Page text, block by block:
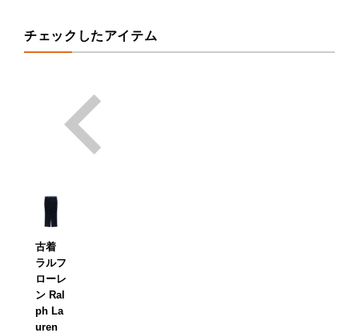
チェックしたアイテム
古着
ラルフ
ローレ
ン Ral
ph La
uren